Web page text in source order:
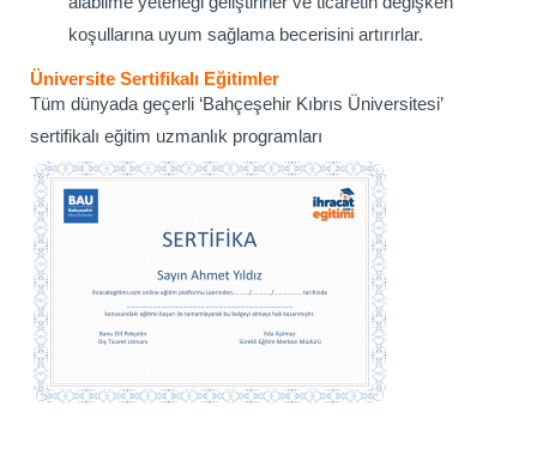
koşullarına uyum sağlama becerisini artırırlar.
Üniversite Sertifikalı Eğitimler
Tüm dünyada geçerli ‘Bahçeşehir Kıbrıs Üniversitesi’
sertifikalı eğitim uzmanlık programları